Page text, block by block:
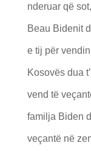
nderuar që
Beau Bidenit
e tij për
Kosovës dua
vend të
familja Biden
veçantë në